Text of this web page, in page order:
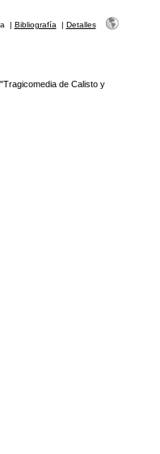
| Bibliografía | Detalles
de Calisto y